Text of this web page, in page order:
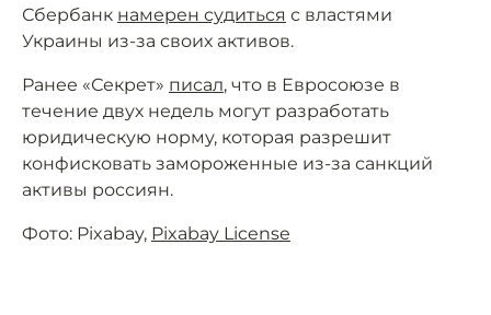
Сбербанк намерен судиться с властями
Украины из-за своих активов.
Ранее «Секрет» писал, что в Евросоюзе в
течение двух недель могут разработать
юридическую норму, которая разрешит
конфисковать замороженные из-за санкций
активы россиян.
Фото: Pixabay, Pixabay License